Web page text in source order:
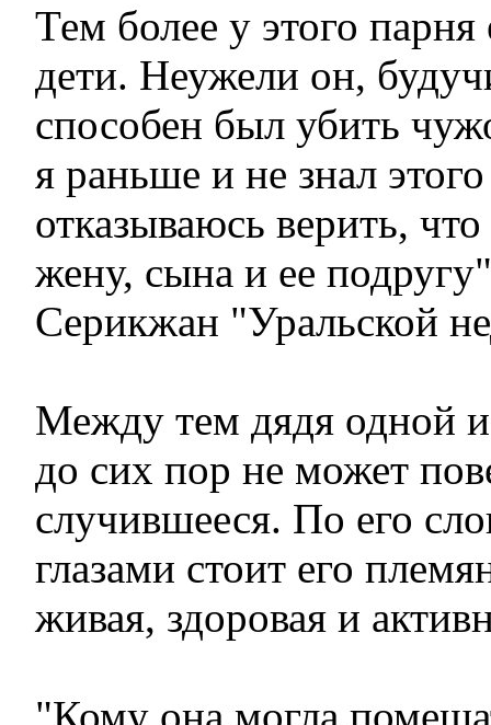
Тем более у этого парня
дети. Неужели он,
способен был убить
я раньше и не знал
отказываюсь верить,
жену, сына и ее
Серикжан "Уральской
Между тем дядя одной
до сих пор не может
случившееся. По его
глазами стоит его
живая, здоровая и
"Кому она могла